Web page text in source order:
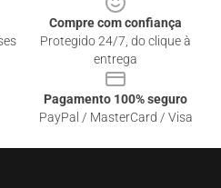
Compre com confiança
Protegido 24/7, do clique à
entrega
Pagamento 100% seguro
PayPal / MasterCard / Visa